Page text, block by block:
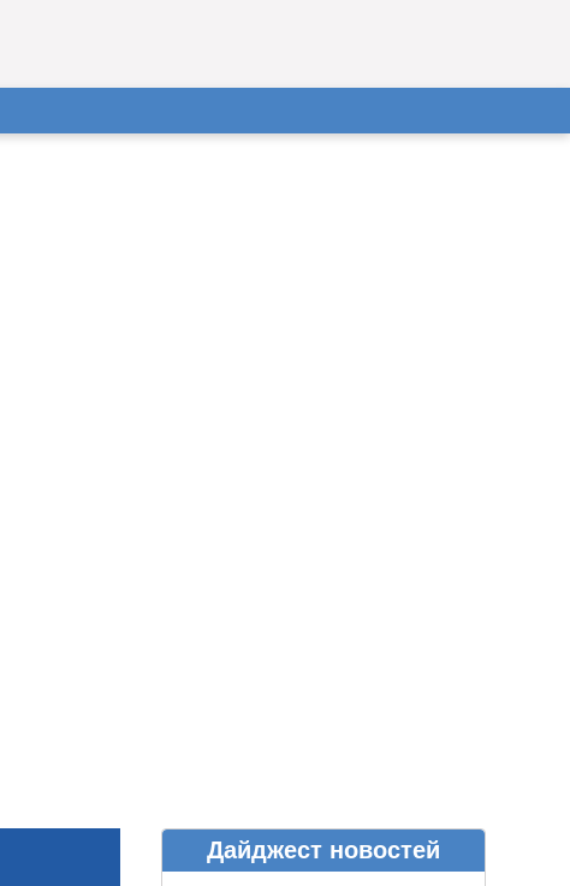
ДАЙДЖЕСТ НОВОСТЕЙДайджест новостей